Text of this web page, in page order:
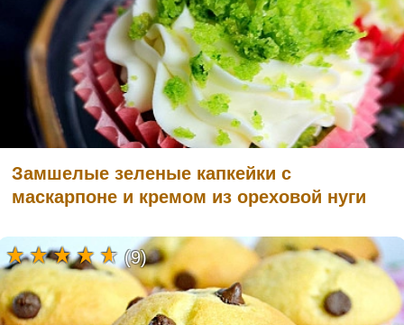
Замшелые зеленые капкейки с
маскарпоне и кремом из ореховой нуги
(9)